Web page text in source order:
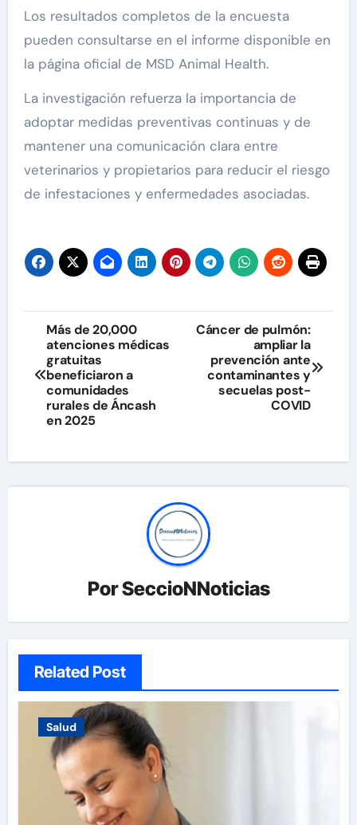
Los resultados completos de la encuesta
pueden consultarse en el informe disponible en
la página oficial de MSD Animal Health.
La investigación refuerza la importancia de
adoptar medidas preventivas continuas y de
mantener una comunicación clara entre
veterinarios y propietarios para reducir el riesgo
de infestaciones y enfermedades asociadas.
Navegación
de
entradas
Más de 20,000
atenciones médicas
gratuitas
beneficiaron a
comunidades
rurales de Áncash
en 2025
Cáncer de pulmón:
ampliar la
prevención ante
contaminantes y
secuelas post-
COVID
PorSeccioNNoticias
Related Post
Salud